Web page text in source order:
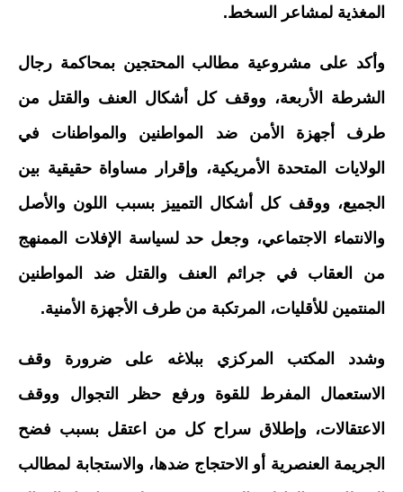
المغذية لمشاعر السخط.
وأكد على مشروعية مطالب المحتجين بمحاكمة رجال
الشرطة الأربعة، ووقف كل أشكال العنف والقتل من
طرف أجهزة الأمن ضد المواطنين والمواطنات في
الولايات المتحدة الأمريكية، وإقرار مساواة حقيقية بين
الجميع، ووقف كل أشكال التمييز بسبب اللون والأصل
والانتماء الاجتماعي، وجعل حد لسياسة الإفلات الممنهج
من العقاب في جرائم العنف والقتل ضد المواطنين
المنتمين للأقليات، المرتكبة من طرف الأجهزة الأمنية.
وشدد المكتب المركزي ببلاغه على ضرورة وقف
الاستعمال المفرط للقوة ورفع حظر التجوال ووقف
الاعتقالات، وإطلاق سراح كل من اعتقل بسبب فضح
الجريمة العنصرية أو الاحتجاج ضدها، والاستجابة لمطالب